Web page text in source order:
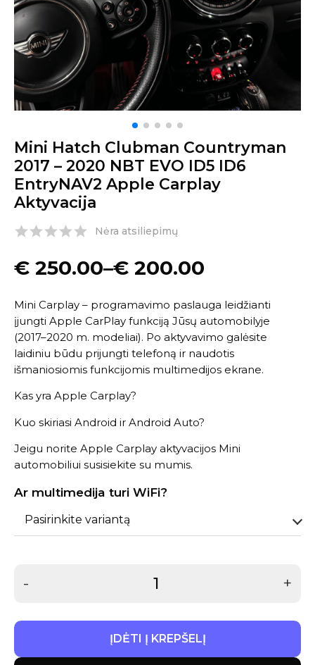
Mini Hatch Clubman Countryman
2017 – 2020 NBT EVO ID5 ID6
EntryNAV2 Apple Carplay
Aktyvacija
Nėra atsiliepimų
€ 200.00
–
€ 250.00
Mini Carplay – programavimo paslauga leidžianti
įjungti Apple CarPlay funkciją Jūsų automobilyje
(2017–2020 m. modeliai). Po aktyvavimo galėsite
laidiniu būdu prijungti telefoną ir naudotis
išmaniosiomis funkcijomis multimedijos ekrane.
Kas yra Apple Carplay?
Kuo skiriasi Android ir Android Auto?
Jeigu norite Apple Carplay aktyvacijos Mini
automobiliui susisiekite su mumis.
Ar multimedija turi WiFi?
Pasirinkite variantą
- +
ĮDĖTI Į KREPŠELĮ